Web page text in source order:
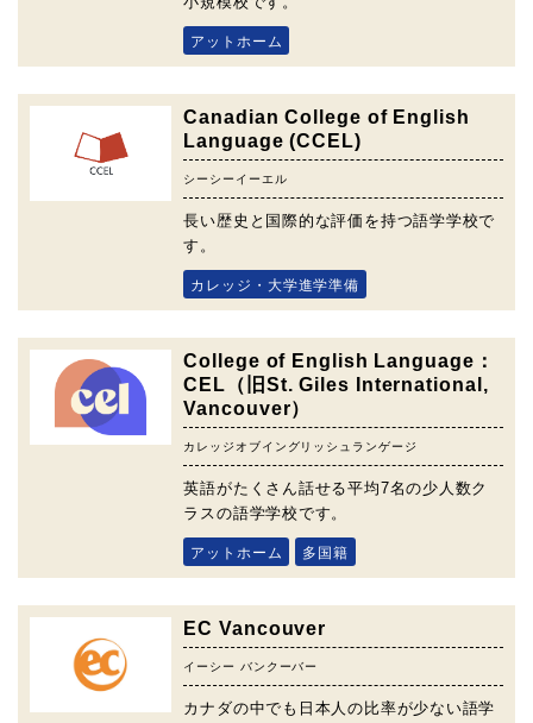
アットホーム
Canadian College of English
Language (CCEL)
シーシーイーエル
長い歴史と国際的な評価を持つ語学学校で
す。
カレッジ・大学進学準備
College of English Language：
CEL（旧St. Giles International,
Vancouver）
カレッジオブイングリッシュランゲージ
英語がたくさん話せる平均7名の少人数ク
ラスの語学学校です。
アットホーム 多国籍
EC Vancouver
イーシー バンクーバー
カナダの中でも日本人の比率が少ない語学